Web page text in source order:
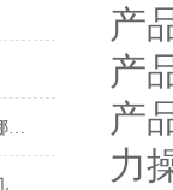
电动球阀为何要进行密封，有哪些密封结构？
电动阀门过负荷保护方式有哪几种？
产
产
产
力